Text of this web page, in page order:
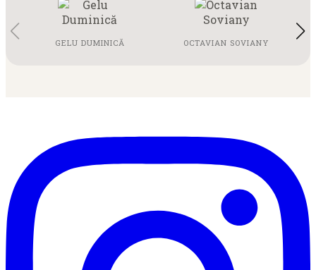
GELU DUMINICĂ OCTAVIAN SOVIANY